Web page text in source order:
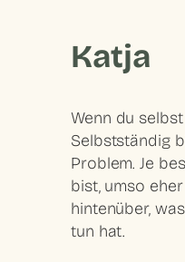
Katja
Wenn du
Selbstständig
Problem. Je
bist, umso
hintenüber,
tun hat.